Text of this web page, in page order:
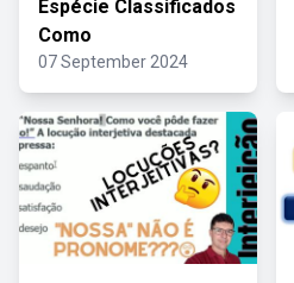
Espécie Classificados
Como
07 September 2024